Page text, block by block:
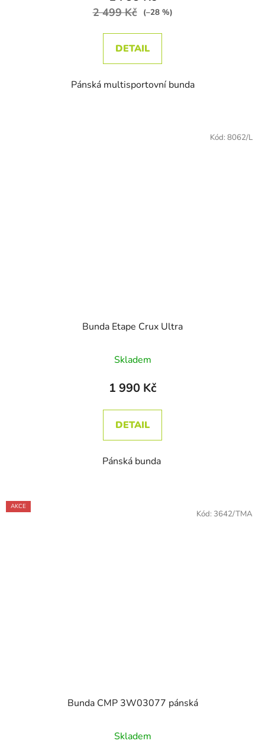
2 499 Kč (–28 %)
DETAIL
Pánská multisportovní bunda
Bunda Etape Crux Ultra
Skladem
1 990 Kč
DETAIL
Pánská bunda
Kód: 8062/L
AKCE
Bunda CMP 3W03077 pánská
Skladem
Kód: 3642/TMA